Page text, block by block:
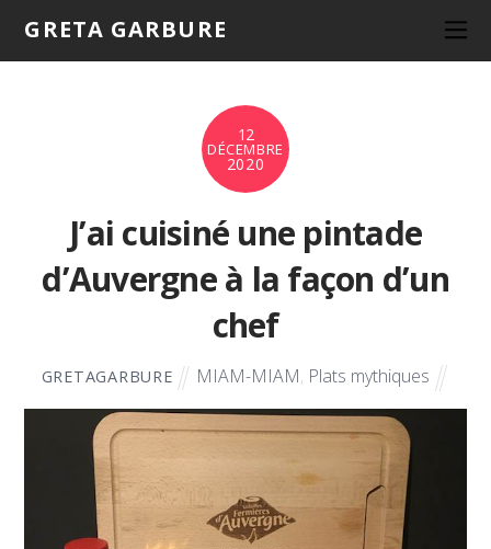
GRETA GARBURE
12
DÉCEMBRE
2020
J’ai cuisiné une pintade
d’Auvergne à la façon d’un
chef
GRETAGARBURE MIAM-MIAM, Plats mythiques